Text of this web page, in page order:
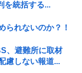
を統括する...
られないのか？！
、避難所に取材
慮しない報道...